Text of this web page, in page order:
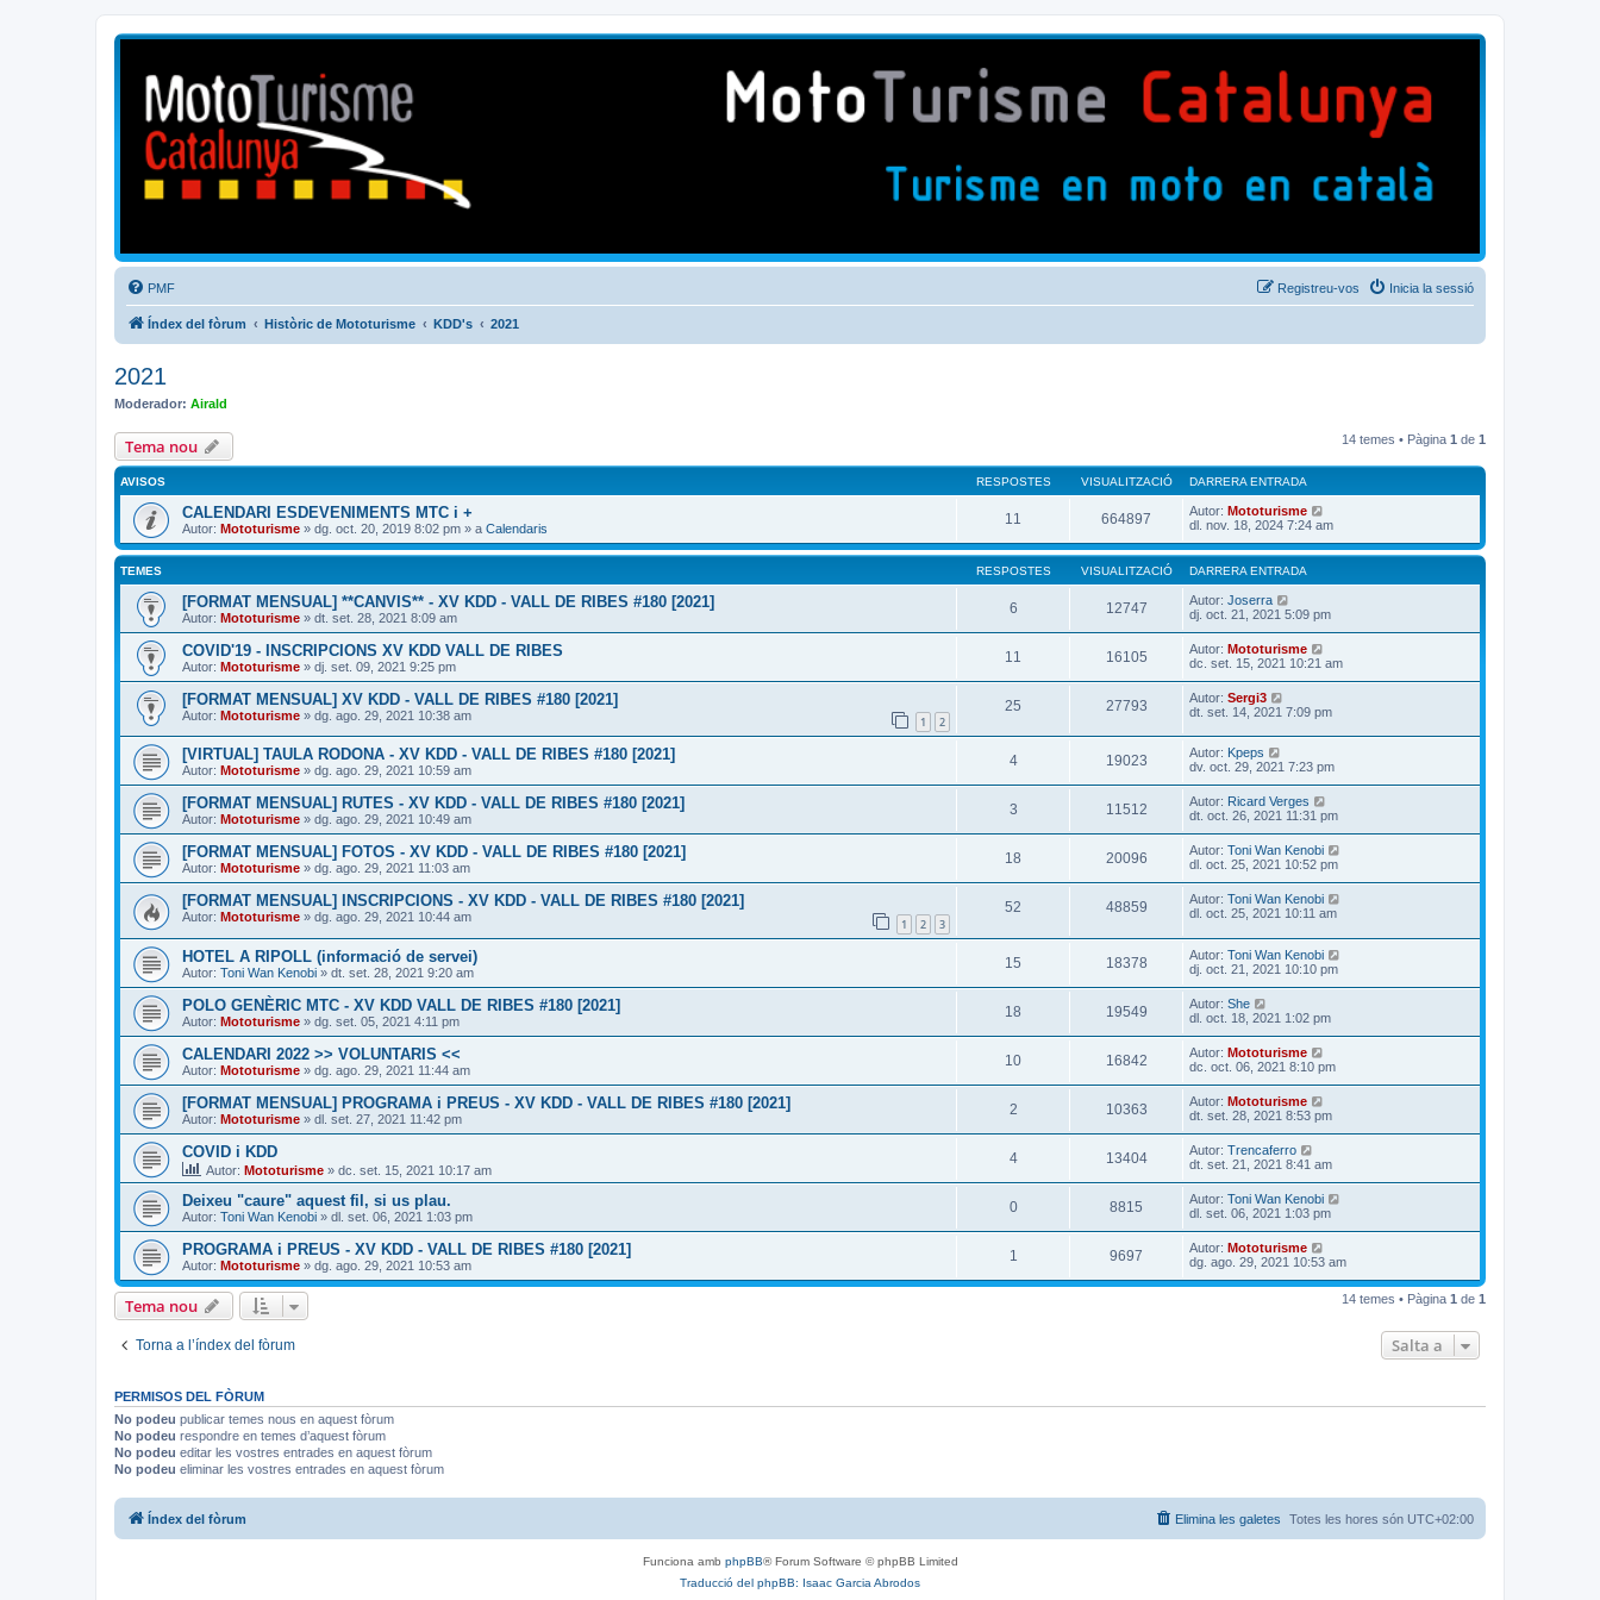
Mototurisme
Turisme en moto en català
PMF Inicia la sessió
Registreu-vos
Índex del fòrum Històric de Mototurisme KDD's 2021
2021
Moderador: Airald
Tema nou 14 temes • Pàgina 1 de 1
AVISOS RESPOSTES VISUALITZACIÓ DARRERA ENTRADA
CALENDARI ESDEVENIMENTS MTC i +
Autor: Mototurisme » dg. oct. 20, 2019 8:02 pm » a Calendaris
11 664897 Autor: Mototurisme
dl. nov. 18, 2024 7:24 am
TEMES RESPOSTES VISUALITZACIÓ DARRERA ENTRADA
[FORMAT MENSUAL] **CANVIS** - XV KDD - VALL DE RIBES #180 [2021]
Autor: Mototurisme » dt. set. 28, 2021 8:09 am
6 12747 Autor: Joserra
dj. oct. 21, 2021 5:09 pm
COVID'19 - INSCRIPCIONS XV KDD VALL DE RIBES
Autor: Mototurisme » dj. set. 09, 2021 9:25 pm
11 16105 Autor: Mototurisme
dc. set. 15, 2021 10:21 am
[FORMAT MENSUAL] XV KDD - VALL DE RIBES #180 [2021]
Autor: Mototurisme » dg. ago. 29, 2021 10:38 am 1 2
25 27793 Autor: Sergi3
dt. set. 14, 2021 7:09 pm
[VIRTUAL] TAULA RODONA - XV KDD - VALL DE RIBES #180 [2021]
Autor: Mototurisme » dg. ago. 29, 2021 10:59 am
4 19023 Autor: Kpeps
dv. oct. 29, 2021 7:23 pm
[FORMAT MENSUAL] RUTES - XV KDD - VALL DE RIBES #180 [2021]
Autor: Mototurisme » dg. ago. 29, 2021 10:49 am
3 11512 Autor: Ricard Verges
dt. oct. 26, 2021 11:31 pm
[FORMAT MENSUAL] FOTOS - XV KDD - VALL DE RIBES #180 [2021]
Autor: Mototurisme » dg. ago. 29, 2021 11:03 am
18 20096 Autor: Toni Wan Kenobi
dl. oct. 25, 2021 10:52 pm
[FORMAT MENSUAL] INSCRIPCIONS - XV KDD - VALL DE RIBES #180 [2021]
Autor: Mototurisme » dg. ago. 29, 2021 10:44 am 1 2 3
52 48859 Autor: Toni Wan Kenobi
dl. oct. 25, 2021 10:11 am
HOTEL A RIPOLL (informació de servei)
Autor: Toni Wan Kenobi » dt. set. 28, 2021 9:20 am
15 18378 Autor: Toni Wan Kenobi
dj. oct. 21, 2021 10:10 pm
POLO GENÈRIC MTC - XV KDD VALL DE RIBES #180 [2021]
Autor: Mototurisme » dg. set. 05, 2021 4:11 pm
18 19549 Autor: She
dl. oct. 18, 2021 1:02 pm
CALENDARI 2022 >> VOLUNTARIS <<
Autor: Mototurisme » dg. ago. 29, 2021 11:44 am
10 16842 Autor: Mototurisme
dc. oct. 06, 2021 8:10 pm
[FORMAT MENSUAL] PROGRAMA i PREUS - XV KDD - VALL DE RIBES #180 [2021]
Autor: Mototurisme » dl. set. 27, 2021 11:42 pm
2 10363 Autor: Mototurisme
dt. set. 28, 2021 8:53 pm
COVID i KDD
Autor: Mototurisme » dc. set. 15, 2021 10:17 am
4 13404 Autor: Trencaferro
dt. set. 21, 2021 8:41 am
Deixeu "caure" aquest fil, si us plau.
Autor: Toni Wan Kenobi » dl. set. 06, 2021 1:03 pm
0 8815 Autor: Toni Wan Kenobi
dl. set. 06, 2021 1:03 pm
PROGRAMA i PREUS - XV KDD - VALL DE RIBES #180 [2021]
Autor: Mototurisme » dg. ago. 29, 2021 10:53 am
1 9697 Autor: Mototurisme
dg. ago. 29, 2021 10:53 am
Tema nou 14 temes • Pàgina 1 de 1
Torna a l’índex del fòrum Salta a
PERMISOS DEL FÒRUM
No podeu publicar temes nous en aquest fòrum
No podeu respondre en temes d’aquest fòrum
No podeu editar les vostres entrades en aquest fòrum
No podeu eliminar les vostres entrades en aquest fòrum
Índex del fòrum Totes les hores són UTC+02:00
Elimina les galetes
Funciona amb phpBB® Forum Software © phpBB Limited
Traducció del phpBB: Isaac Garcia Abrodos